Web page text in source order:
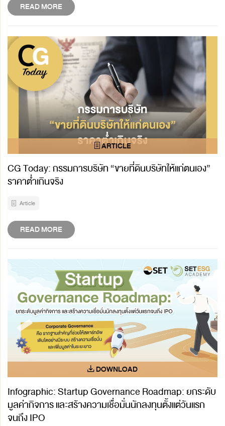
READ MORE
CG Today: กรรมการบริษัท “ขายที่ดินบริษัทให้แก่ตนเอง”
ราคาต่ำเกินจริง
Article
READ MORE
Infographic: Startup Governance Roadmap: ยกระดับ
มูลค่ากิจการ และสร้างความเชื่อมั่นนักลงทุนตั้งแต่วันแรก
จนถึง IPO